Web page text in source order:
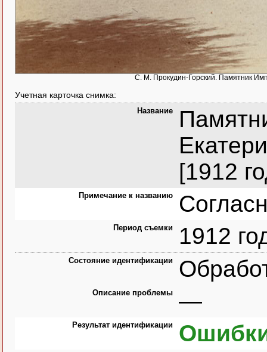
С. М. Прокудин-Горский. Памятник
Учетная карточка снимка:
Название
[1912
Примечание к названию
Период съемки 1912
Состояние идентификации
Описание проблемы —
Результат идентификации